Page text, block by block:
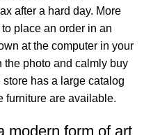
after a hard day. More
place an order in an
at the computer in your
the photo and calmly buy
has a large catalog
furniture are available.
modern form of art